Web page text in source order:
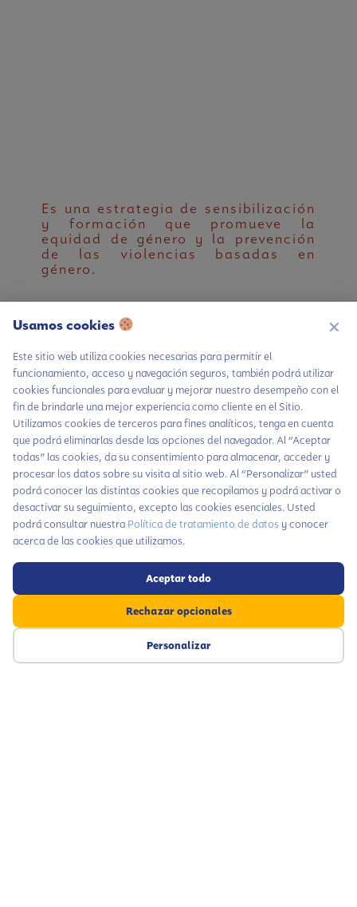
Es una estrategia de sensibilización
y formación que promueve la
equidad de género y la prevención
de las violencias basadas en
género.
reflexión y el cuestionamiento de
culturales que perpetúan la
discriminación, la exclusión y las
violencias contra las mujeres, las
personas LGBTIQ+ y otros grupos
poblacionales vulnerados.
Te invitamos a conocer a Ofelia,y
con ella, los distintos conceptos
para comprender mejor cómo
podemos aportar a la prevención y
tratamiento de las violencias
basadas en género. Descubre los
pasos y recomendaciones para
acceder a apoyo institucional, en
caso de necesitarlo.
Usamos cookies ✕
Este sitio web utiliza cookies necesarias para permitir el
funcionamiento, acceso y navegación seguros, también podrá utilizar
cookies funcionales para evaluar y mejorar nuestro desempeño con el
fin de brindarle una mejor experiencia como cliente en el Sitio.
Utilizamos cookies de terceros para fines analíticos, tenga en cuenta
que podrá eliminarlas desde las opciones del navegador. Al “Aceptar
todas” las cookies, da su consentimiento para almacenar, acceder y
procesar los datos sobre su visita al sitio web. Al “Personalizar” usted
podrá conocer las distintas cookies que recopilamos y podrá activar o
desactivar su seguimiento, excepto las cookies esenciales. Usted
podrá consultar nuestra Política de tratamiento de datos y conocer
acerca de las cookies que utilizamos.
Aceptar todo
Rechazar opcionales
Personalizar